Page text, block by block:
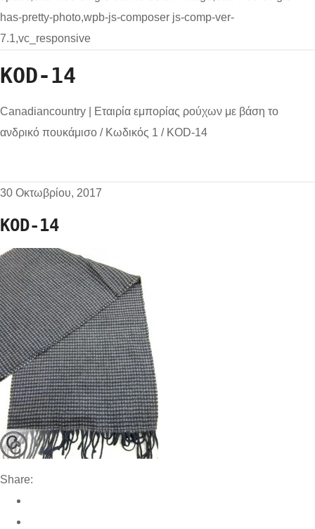
has-pretty-photo,wpb-js-composer js-comp-ver-
7.1,vc_responsive
KOD-14
Canadiancountry | Εταιρία εμπορίας ρούχων με βάση το
ανδρικό πουκάμισο / Κωδικός 1 / KOD-14
30 Οκτωβρίου, 2017
KOD-14
Share: